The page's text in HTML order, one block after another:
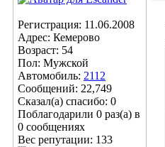
Регистрация: 11.06.2008
Адрес: Кемерово
Возраст: 54
Пол: Мужской
Автомобиль: 2112
Сообщений: 22,749
Сказал(а) спасибо: 0
Поблагодарили 0 раз(а) в
0 сообщениях
Вес репутации: 133